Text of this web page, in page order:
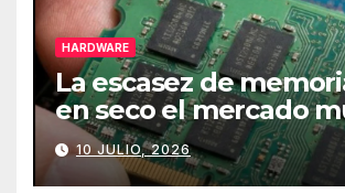
HARDWARE
La escasez de
en seco el mercado
de PCs
10 JULIO, 2026